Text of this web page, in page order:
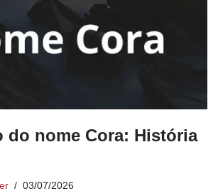
do nome Cora: História
03/07/2026